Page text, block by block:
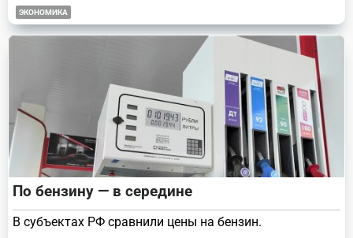
ЭКОНОМИКА
По бензину — в середине
В субъектах РФ сравнили цены на бензин.